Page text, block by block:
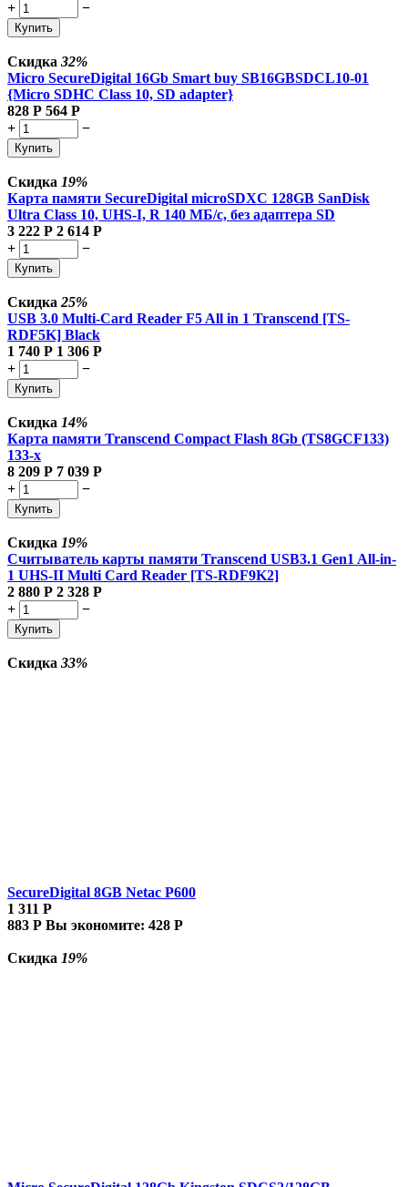
+
−
Купить
Скидка 32%
Micro SecureDigital 16Gb Smart buy SB16GBSDCL10-01
{Micro SDHC Class 10, SD adapter}
828 Р 564 Р
+
−
Купить
Скидка 19%
Карта памяти SecureDigital microSDXC 128GB SanDisk
Ultra Class 10, UHS-I, R 140 МБ/с, без адаптера SD
3 222 Р 2 614 Р
+
−
Купить
Скидка 25%
USB 3.0 Multi-Card Reader F5 All in 1 Transcend [TS-
RDF5K] Black
1 740 Р 1 306 Р
+
−
Купить
Скидка 14%
Карта памяти Transcend Compact Flash 8Gb (TS8GCF133)
133-x
8 209 Р 7 039 Р
+
−
Купить
Скидка 19%
Считыватель карты памяти Transcend USB3.1 Gen1 All-in-
1 UHS-II Multi Card Reader [TS-RDF9K2]
2 880 Р 2 328 Р
+
−
Купить
Скидка 33%
SecureDigital 8GB Netac P600
1 311 Р
883 Р Вы экономите: 428 Р
Скидка 19%